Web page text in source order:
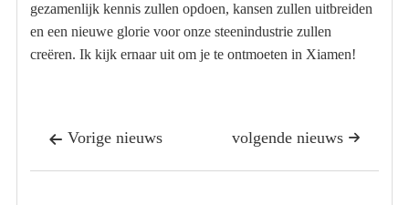
gezamenlijk kennis zullen opdoen, kansen zullen uitbreiden
en een nieuwe glorie voor onze steenindustrie zullen
creëren. Ik kijk ernaar uit om je te ontmoeten in Xiamen!
 Vorige nieuws 
volgende nieuws